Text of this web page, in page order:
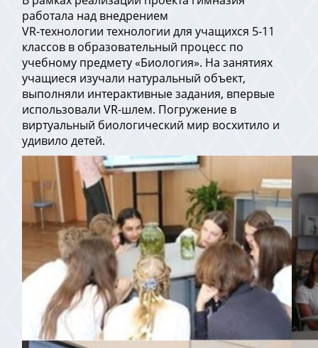
работала над внедрением
VR-технологии технологии для учащихся 5-11
классов в образовательный процесс по
учебному предмету «Биология». На занятиях
учащиеся изучали натуральный объект,
выполняли интерактивные задания, впервые
использовали VR-шлем. Погружение в
виртуальный биологический мир восхитило и
удивило детей.